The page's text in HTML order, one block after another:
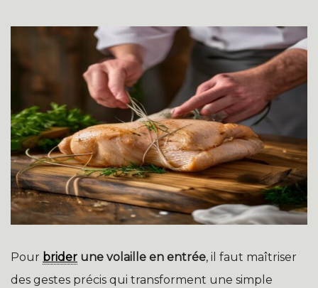
Pour brider une volaille en entrée, il faut maîtriser
des gestes précis qui transforment une simple